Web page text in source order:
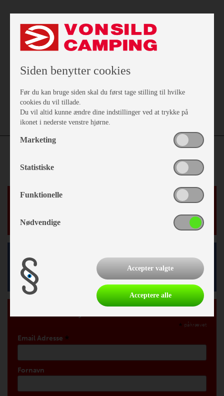
Facebook
* påkrævet
Email Adresse *
Fornavn
Siden benytter cookies
Før du kan bruge siden skal du først tage stilling til hvilke
cookies du vil tillade.
Du vil altid kunne ændre dine indstillinger ved at trykke på
ikonet i nederste venstre hjørne.
Marketing
Statistiske
Funktionelle
Nødvendige
Accepter valgte
Acceptere alle